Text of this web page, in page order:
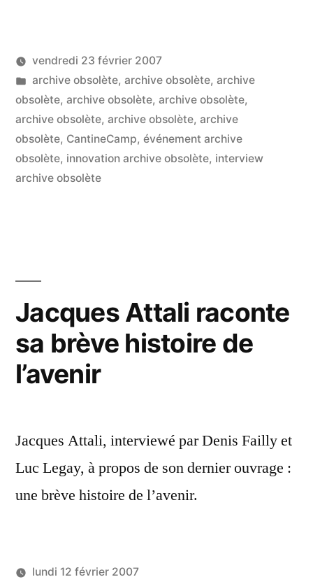
il
des
humains
dans
Publié
par
LucL
vendredi 23 février 2007
Publié
dans
archive obsolète, archive obsolète, archive
obsolète, archive obsolète, archive obsolète,
archive obsolète, archive obsolète, archive
obsolète, CantineCamp, événement archive
obsolète, innovation archive obsolète, interview
archive obsolète
Jacques Attali raconte
sa brève histoire de
l’avenir
Jacques Attali, interviewé par Denis Failly et
Luc Legay, à propos de son dernier ouvrage :
une brève histoire de l’avenir.
lundi 12 février 2007